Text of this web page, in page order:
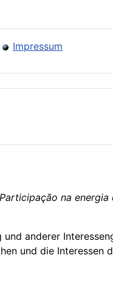
Impressum
na
anderer
und die Interessen